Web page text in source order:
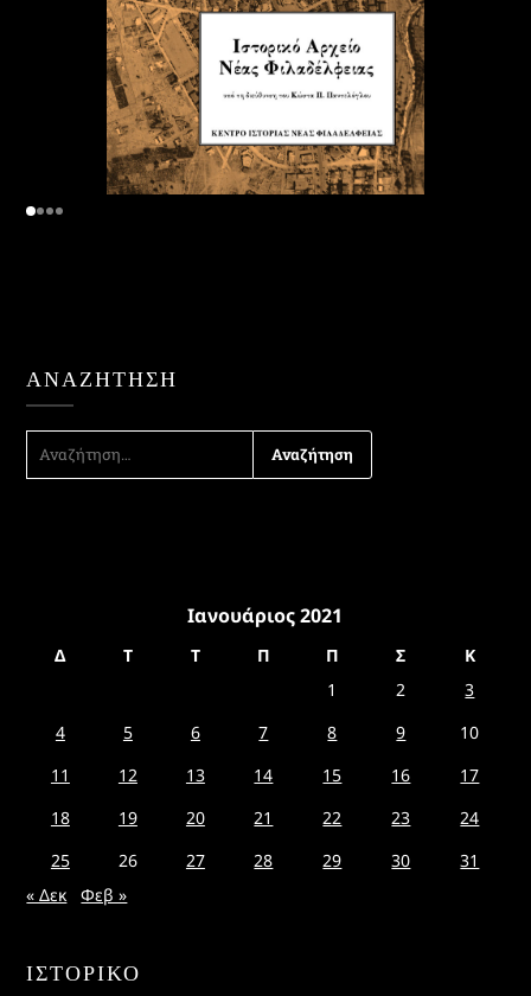
ΑΝΑΖΉΤΗΣΗ
ΑΝΑΖΉΤΗΣΗ
ΓΙΑ:
Ιανουάριος 2021
Δ Τ Τ Π Π Σ
Κ
1
2
3
4
5 6 7 8 9
10
11
12 13 14 15 16
17
18
19 20 21 22 23
24
25
26 27 28 29 30
31
« Δεκ
Φεβ »
ΙΣΤΟΡΙΚΌ